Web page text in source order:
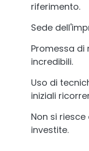
riferimento.
Sede
Promessa
incredibili.
Uso di
iniziali
Non si
investite.